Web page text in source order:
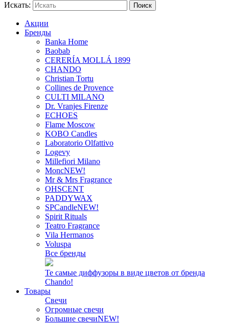
Искать:
Акции
Бренды
Banka Home
Baobab
CERERÍA MOLLÁ 1899
CHANDO
Christian Tortu
Collines de Provence
CULTI MILANO
Dr. Vranjes Firenze
ECHOES
Flame Moscow
KOBO Candles
Laboratorio Olfattivo
Logevy
Millefiori Milano
MoncNEW!
Mr & Mrs Fragrance
OHSCENT
PADDYWAX
SPCandleNEW!
Spirit Rituals
Teatro Fragrance
Vila Hermanos
Voluspa
Все бренды
Те самые диффузоры в виде цветов от бренда
Chando!
Товары
Свечи
Огромные свечи
Большие свечиNEW!